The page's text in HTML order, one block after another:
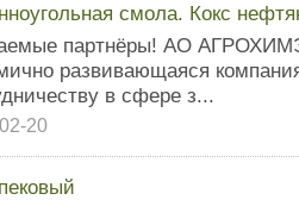
смола. Кокс
партнёры! АО
развивающаяся
в сфере з...
20